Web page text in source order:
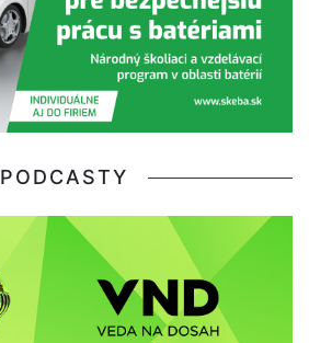
PODCASTY